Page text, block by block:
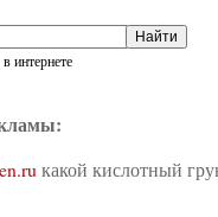
в интернете
какой кислотный